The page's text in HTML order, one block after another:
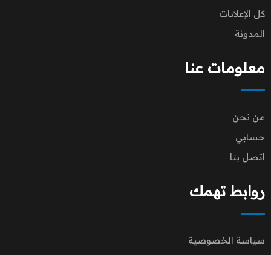
كل الإعلانات
المدونة
معلومات عنا
من نحن
حسابي
اتصل بنا
روابط تهمك
سياسة الخصوصية